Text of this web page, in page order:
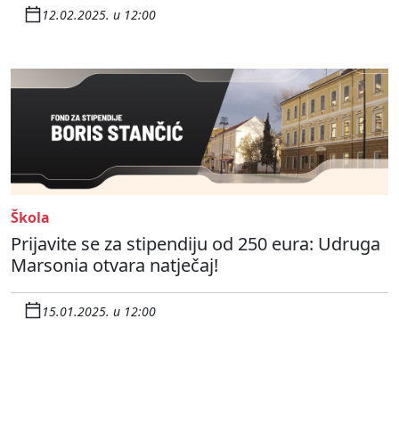
12.02.2025. u 12:00
Škola
Prijavite se za stipendiju od 250 eura: Udruga
Marsonia otvara natječaj!
15.01.2025. u 12:00